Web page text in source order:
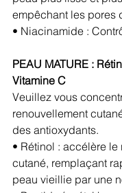
empêchant les pores
• Niacinamide :
PEAU MATURE :
Vitamine C
Veuillez vous
renouvellement
des antioxydants.
• Rétinol : accélère
cutané, remplaçant
peau vieillie par une